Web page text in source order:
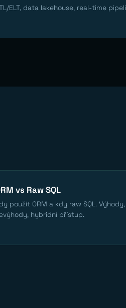
ELT, data lakehouse, real-time
vs Raw SQL
použít ORM a kdy raw SQL. Výhody,
hybridní přístup.